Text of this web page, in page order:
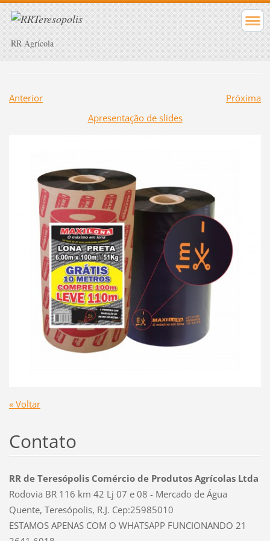
RR Agrícola
Anterior
Próxima
Apresentação de slides
« Voltar
Contato
RR de Teresópolis Comércio de Produtos Agrícolas Ltda
Rodovia BR 116 km 42 Lj 07 e 08 - Mercado de Água
Quente, Teresópolis, R.J. Cep:25985010
ESTAMOS APENAS COM O WHATSAPP FUNCIONANDO 21